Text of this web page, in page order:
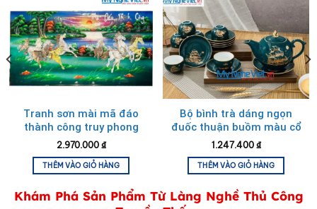
Tranh Đồng Mã Đáo thành công 90×170 khung vặn – Dát vàng 24k
Tranh sơn mài mã đáo
thành công truy phong
cẩn nổi xanh TSM60120-
MĐX
2.970.000 ₫
THÊM VÀO GIỎ HÀNG
Bộ bình trà dáng ngọn
đuốc thuận buồm màu cổ
vịt- viền vàng kim 500ml
1.247.400 ₫
THÊM VÀO GIỎ HÀNG
Khám Phá Sản Phẩm Từ Làng Nghề Thủ Công